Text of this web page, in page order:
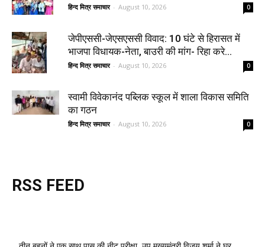
हिन्द मित्र समाचार - August 10, 2026 0
जेपीएससी-जेएसएससी विवाद: 10 घंटे से हिरासत में
भाजपा विधायक-नेता, बाउरी की मांग- रिहा करे...
हिन्द मित्र समाचार - August 10, 2026 0
स्वामी विवेकानंद पब्लिक स्कूल में शाला विकास समिति
का गठन
हिन्द मित्र समाचार - August 10, 2026 0
RSS FEED